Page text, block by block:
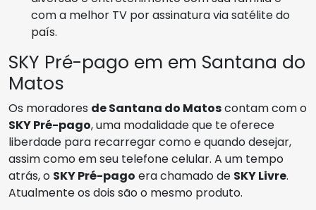
com a melhor TV por assinatura via satélite do
país.
SKY Pré-pago em em Santana do
Matos
Os moradores de Santana do Matoscontam com o
SKY Pré-pago, uma modalidade que te oferece
liberdade para recarregar como e quando desejar,
assim como em seu telefone celular. A um tempo
atrás, o SKY Pré-pago era chamado de SKY Livre.
Atualmente os dois são o mesmo produto.